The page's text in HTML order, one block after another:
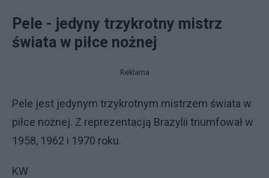
Pele - jedyny trzykrotny mistrz
świata w piłce nożnej
Reklama
Pele jest jedynym trzykrotnym mistrzem świata w
piłce nożnej. Z reprezentacją Brazylii triumfował w
1958, 1962 i 1970 roku.
KW